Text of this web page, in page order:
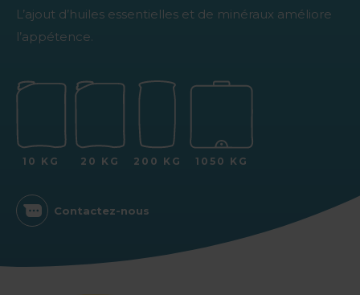
L’ajout d’huiles essentielles et de minéraux améliore
l’appétence.
10 KG 20 KG 200 KG 1050 KG
Contactez-nous